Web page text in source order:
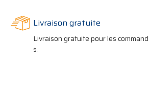
Livraison gratuite
Livraison gratuite pour les
$.